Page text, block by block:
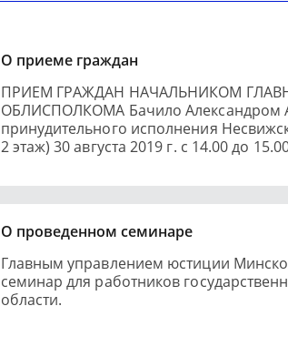
О приеме граждан
ПРИЕМ ГРАЖДАН НАЧАЛЬНИКОМ
ОБЛИСПОЛКОМА Бачило Александром
принудительного исполнения
2 этаж) 30 августа 2019 г. с 14.00 до
О проведенном семинаре
Главным управлением юстиции
семинар для работников
области.